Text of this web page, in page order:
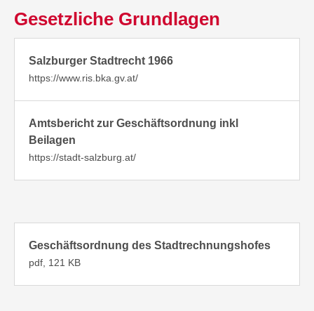
Gesetzliche Grundlagen
Salzburger Stadtrecht 1966
https://www.ris.bka.gv.at/
Amtsbericht zur Geschäftsordnung inkl
Beilagen
https://stadt-salzburg.at/
Geschäftsordnung des Stadtrechnungshofes
pdf, 121 KB